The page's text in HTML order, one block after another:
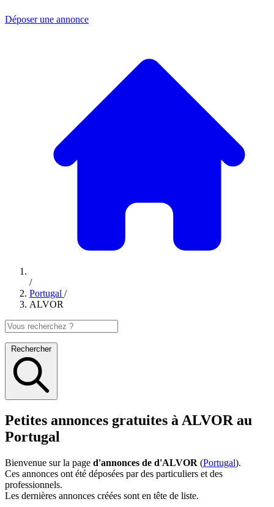
Déposer une annonce
/
Portugal /
ALVOR
Rechercher
Petites annonces gratuites à ALVOR au
Portugal
Bienvenue sur la page d'annonces de d'ALVOR (Portugal).
Ces annonces ont été déposées par des particuliers et des
professionnels.
Les dernières annonces créées sont en tête de liste.